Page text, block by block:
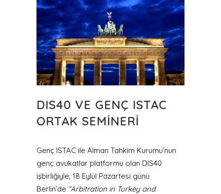
DIS40 VE GENÇ ISTAC
ORTAK SEMINERI
Genç ISTAC ile Alman Tahkim Kurumu’nun
genç avukatlar platformu olan DIS40
işbirliğiyle, 18 Eylül Pazartesi günü
Berlin’de “Arbitration in Turkey and